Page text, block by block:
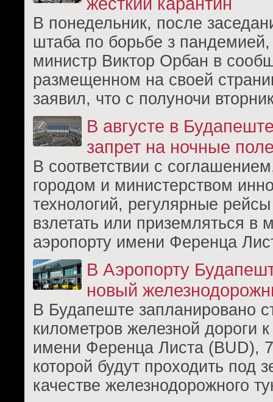
В понедельник, после
штаба по борьбе з
министр Виктор Орбан в
размещенном на своей
заявил, что с полуночи
В августе в
запрет на ночные
В соответствии с
городом и министерством
технологий, регулярные
взлетать или приземляться в
аэропорту имени Ференца
В Аэропорту
новый
В Будапеште запланировано
километров железной дороги
имени Ференца Листа (BUD),
которой будут проходить под
качестве железнодорожного